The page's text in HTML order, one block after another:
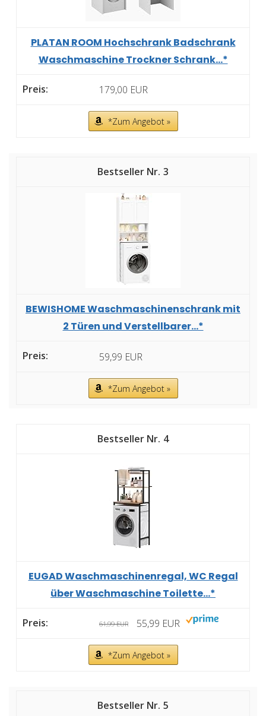
PLATAN ROOM Hochschrank Badschrank
Waschmaschine Trockner Schrank...*
179,00 EUR
*Zum Angebot »
3
BEWISHOME Waschmaschinenschrank mit
2 Türen und Verstellbarer...*
59,99 EUR
*Zum Angebot »
4
EUGAD Waschmaschinenregal, WC Regal
über Waschmaschine Toilette...*
61,99 EUR 55,99 EUR
*Zum Angebot »
5